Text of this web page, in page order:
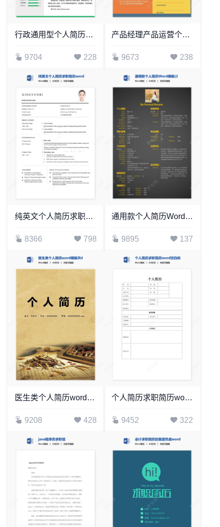
行政通用型个人简历Word模板
9704 228
产品经理产品运营个人简历Word模板
9673 238
纯英文个人简历求职简历word模板单页(7)
8366 798
通用款个人简历Word模板(2)
9895 137
医生类个人简历word模板共4页(7)
9208 428
个人简历求职简历word空白标准表格(19)
9452 322